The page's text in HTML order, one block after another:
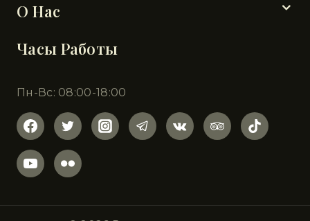
О Нас
Часы Работы
Пн-Вс: 08:00-18:00